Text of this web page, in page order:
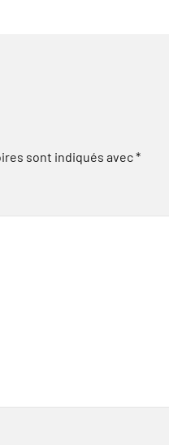
sont indiqués avec*